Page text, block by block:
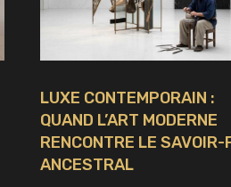
LUXE CONTEMPORAIN :
QUAND L’ART MODERNE
RENCONTRE LE SAVOIR-
ANCESTRAL